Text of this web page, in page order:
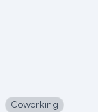
Coworking